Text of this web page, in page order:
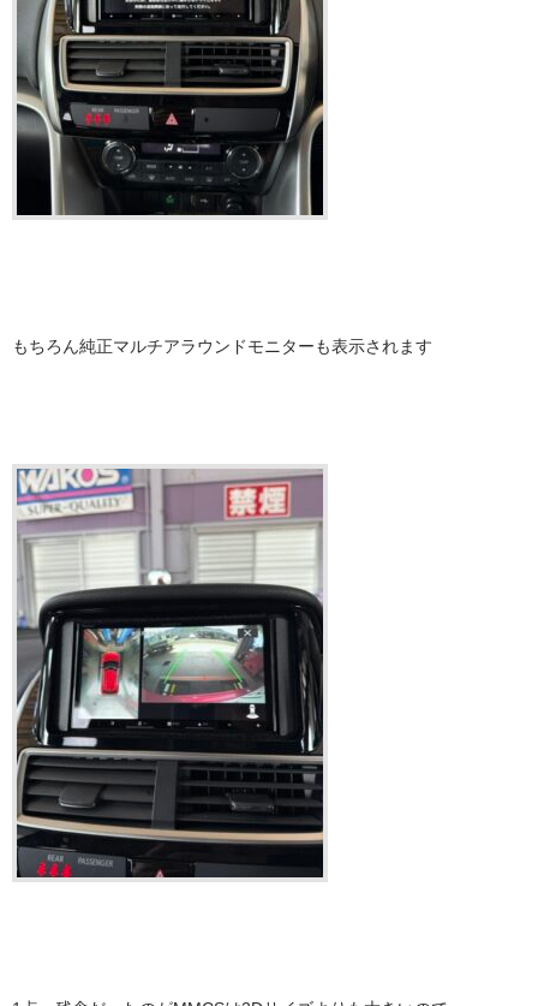
もちろん純正マルチアラウンドモニターも表示されます